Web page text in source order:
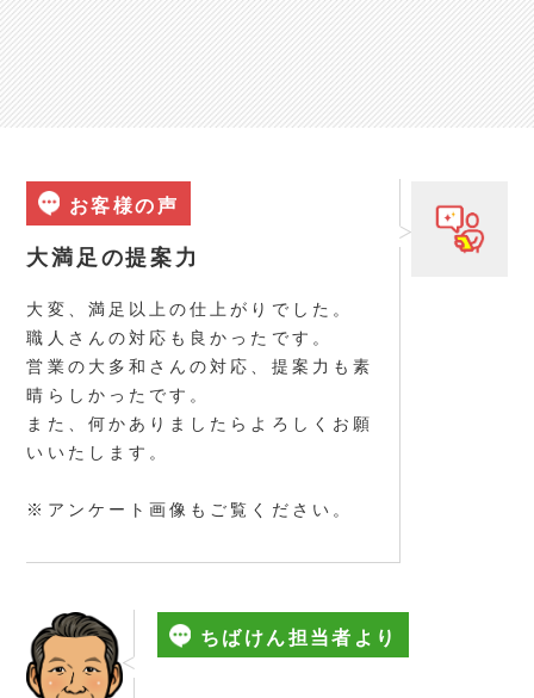
お客様の声
大満足の提案力
大変、満足以上の仕上がりでした。
職人さんの対応も良かったです。
営業の大多和さんの対応、提案力も素
晴らしかったです。
また、何かありましたらよろしくお願
いいたします。
※アンケート画像もご覧ください。
ちばけん担当者より